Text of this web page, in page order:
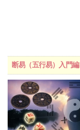
断易（五行易）入門